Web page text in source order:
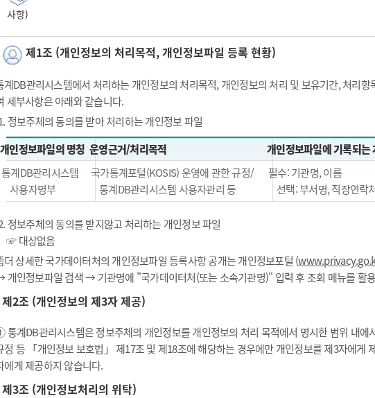
사항)
제1조 (개인정보의 처리목적, 개인정보파일 등록 현황)
DB관리시스템에서 처리하는 개인정보의 처리목적, 개인정보의 처리 및 보유기간, 처리
세부사항은 아래와 같습니다.
정보주체의 동의를 받아 처리하는 개인정보 파일
개인정보파일의 명칭 운영근거/처리목적 개인정보파일에 기록되는
통계DB관리시스템
사용자명부
국가통계포털(KOSIS) 운영에 관한 규정/
통계DB관리시스템 사용자관리 등
필수: 기관명, 이름
선택: 부서명, 직장연락
정보주체의 동의를 받지않고 처리하는 개인정보 파일
☞ 대상없음
상세한 국가데이터처의 개인정보파일 등록사항 공개는 개인정보포털 (
개인정보파일 검색 → 기관명에 "국가데이터처(또는 소속기관명)" 입력 후 조회 메뉴를 활
제2조 (개인정보의 제3자 제공)
통계DB관리시스템은 정보주체의 개인정보를 개인정보의 처리 목적에서 명시한 범위 내에
정 등 「개인정보 보호법」 제17조 및 제18조에 해당하는 경우에만 개인정보를 제3자에게
에게 제공하지 않습니다.
제3조 (개인정보처리의 위탁)